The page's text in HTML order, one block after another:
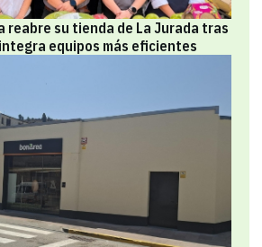
reabre su tienda de La Jurada tras
equipos más eficientes